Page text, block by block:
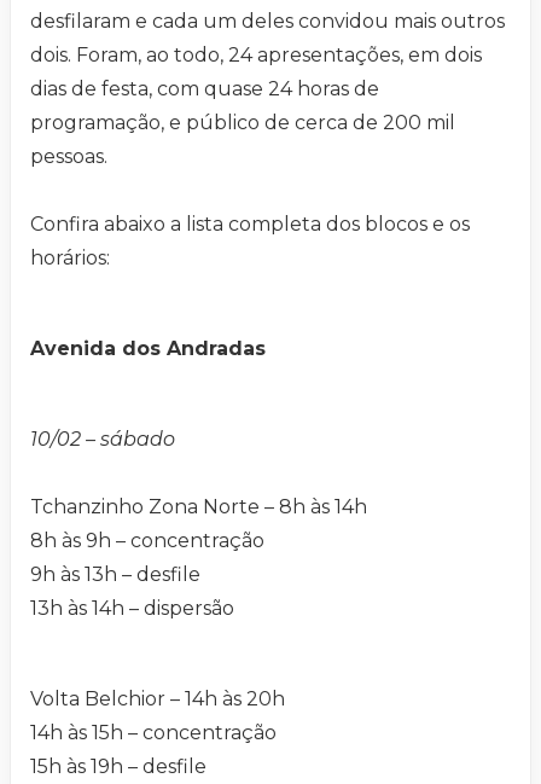
desfilaram e cada um deles convidou mais outros
dois. Foram, ao todo, 24 apresentações, em dois
dias de festa, com quase 24 horas de
programação, e público de cerca de 200 mil
pessoas.
Confira abaixo a lista completa dos blocos e os
horários:
Avenida dos Andradas
10/02 – sábado
Tchanzinho Zona Norte – 8h às 14h
8h às 9h – concentração
9h às 13h – desfile
13h às 14h – dispersão
Volta Belchior – 14h às 20h
14h às 15h – concentração
15h às 19h – desfile